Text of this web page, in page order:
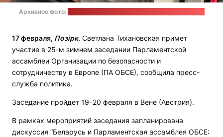
Архивное фото:
17 февраля, Позірк. Светлана Тихановская примет
участие в 25-м зимнем заседании Парламентской
ассамблеи Организации по безопасности и
сотрудничеству в Европе (ПА ОБСЕ), сообщила пресс-
служба политика.
Заседание пройдет 19–20 февраля в Вене (Австрия).
В рамках мероприятий заседания запланирована
дискуссия “Беларусь и Парламентская ассамблея ОБСЕ: